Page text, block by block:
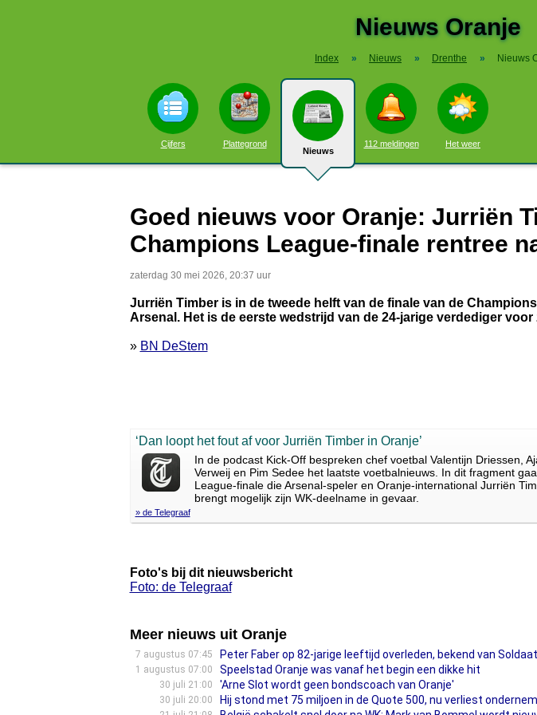
Nieuws Oranje
Index » Nieuws » Drenthe » Nieuws
Cijfers Plattegrond
Nieuws
112 meldingen Het weer
Goed nieuws voor Oranje: Jurriën
Champions League-finale rentree
zaterdag 30 mei 2026, 20:37 uur
Jurriën Timber is in de tweede helft van de finale van de
Arsenal. Het is de eerste wedstrijd van de 24-jarige verdediger
» BN DeStem
‘Dan loopt het fout af voor Jurriën Timber in Oranje’
In de podcast Kick-Off bespreken chef voetbal Valentijn Driessen,
Verweij en Pim Sedee het laatste voetbalnieuws. In dit fragment
League-finale die Arsenal-speler en Oranje-international Jurriën
brengt mogelijk zijn WK-deelname in gevaar.
» de Telegraaf
Foto's bij dit nieuwsbericht
Foto: de Telegraaf
Meer nieuws uit Oranje
7 augustus 07:45 Peter Faber op 82-jarige leeftijd overleden, bekend van
1 augustus 07:00 Speelstad Oranje was vanaf het begin een dikke hit
30 juli 21:00 'Arne Slot wordt geen bondscoach van Oranje'
30 juli 20:00 Hij stond met 75 miljoen in de Quote 500, nu verliest